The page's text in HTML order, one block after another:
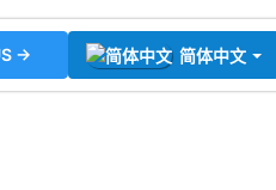
→ 简体中文